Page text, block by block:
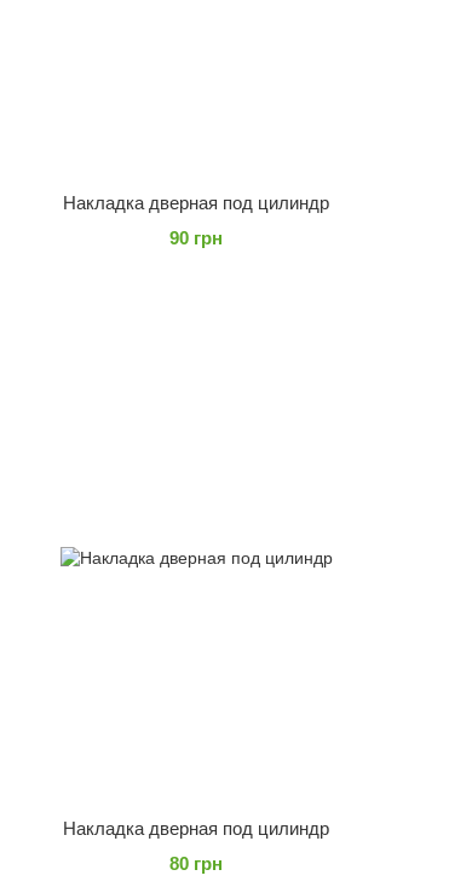
Накладка дверная под цилиндр
90 грн
Накладка дверная под цилиндр
80 грн